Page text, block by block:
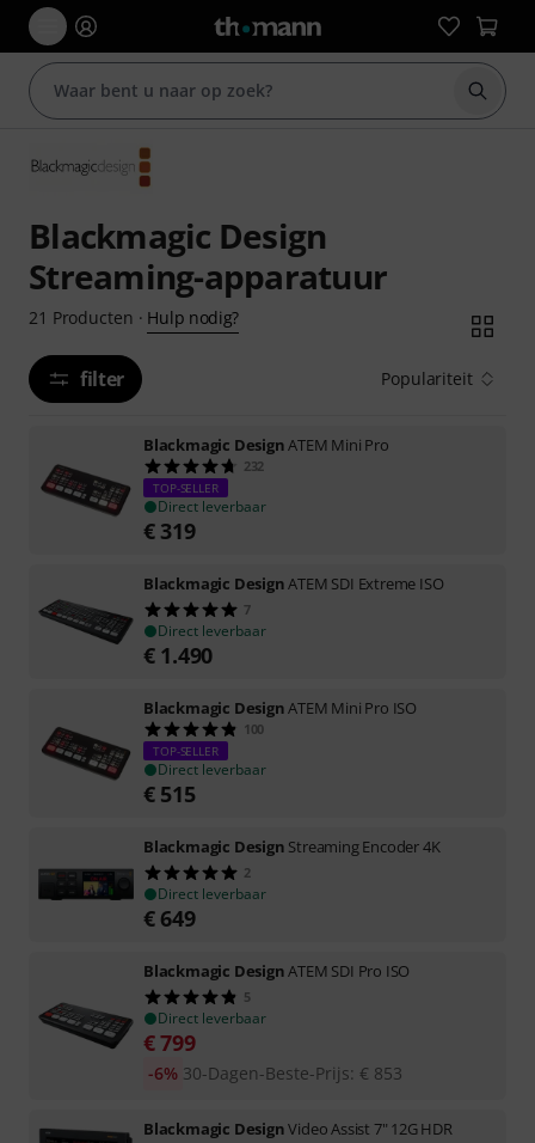
Zoek
Blackmagic Design
Streaming-apparatuur
21 Producten · Hulp nodig?
filter Populariteit
Blackmagic DesignATEM Mini Pro
232
TOP-SELLER
Direct leverbaar
€ 319
Blackmagic DesignATEM SDI Extreme ISO
7
Direct leverbaar
€ 1.490
Blackmagic DesignATEM Mini Pro ISO
100
TOP-SELLER
Direct leverbaar
€ 515
Blackmagic Design Streaming Encoder 4K
2
Direct leverbaar
€ 649
Blackmagic DesignATEM SDI Pro ISO
5
Direct leverbaar
€799
30-Dagen-Beste-Prijs: € 853
-6%
Blackmagic DesignVideo Assist 7" 12G HDR